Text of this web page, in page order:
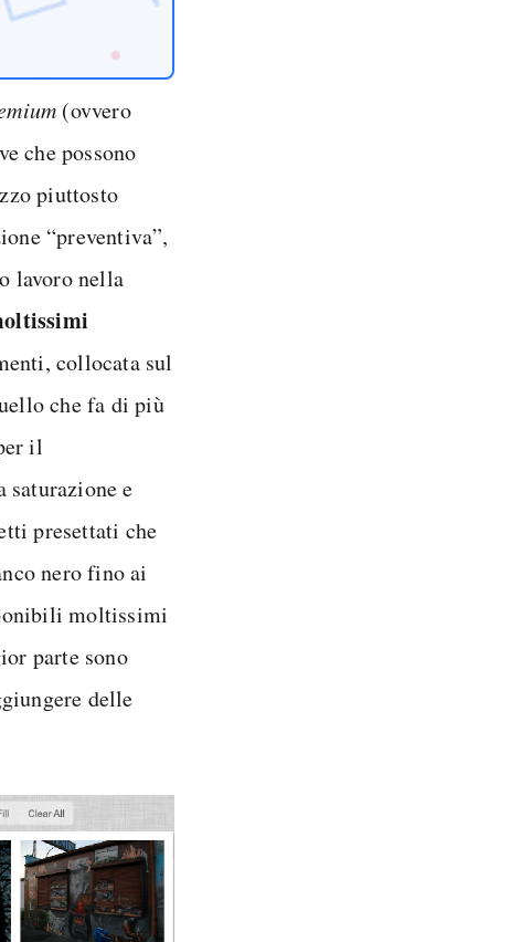
(ovvero
che possono
piuttosto
“preventiva”,
lavoro nella
collocata sul
che fa di più
il
e
presettati che
nero fino ai
moltissimi
parte sono
delle